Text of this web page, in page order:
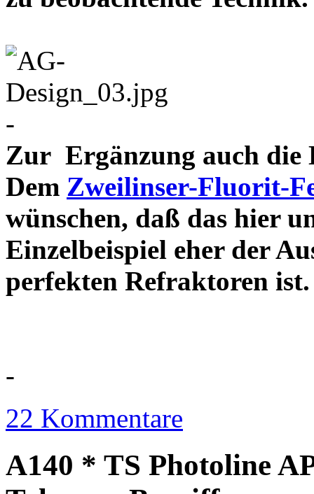
-
Zur Ergänzung auch die
Dem Zweilinser-Fluorit-
wünschen, daß das hier
Einzelbeispiel eher der
perfekten
-
22 Kommentare
A140 * TS Photoline